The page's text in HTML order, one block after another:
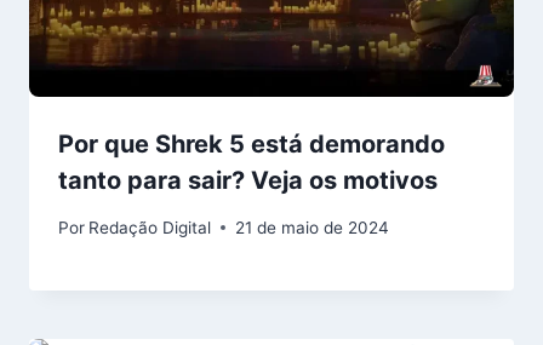
Por que Shrek 5 está demorando
tanto para sair? Veja os motivos
Por Redação Digital 21 de maio de 2024